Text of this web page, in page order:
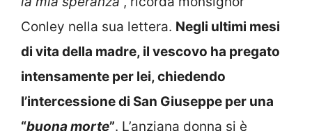
Conley nella sua lettera. Negli ultimi mesi
di vita della madre, il vescovo ha pregato
intensamente per lei, chiedendo
l’intercessione di San Giuseppe per una
“buona morte”. L’anziana donna si è